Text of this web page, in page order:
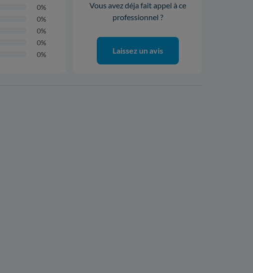
0%
0%
0%
0%
0%
Vous avez déja fait appel à ce
professionnel ?
Laissez un avis